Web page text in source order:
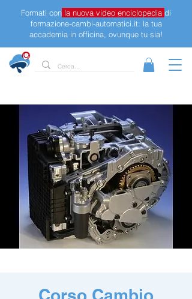
Formati con la nuova video enciclopedia di
formazione-cambi-automatici.it: la tua
accademia in officina, ovunque tu sia!
Corso Cambio